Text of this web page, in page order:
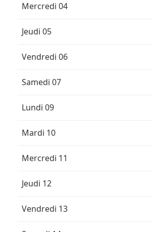
Mercredi 04
Jeudi 05
Vendredi 06
Samedi 07
Lundi 09
Mardi 10
Mercredi 11
Jeudi 12
Vendredi 13